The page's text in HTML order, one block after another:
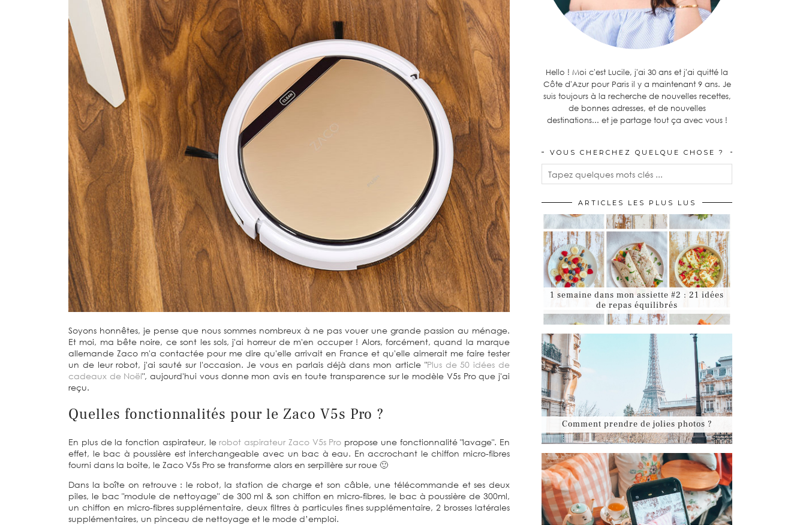
Soyons honnêtes, je pense que nous sommes nombreux à ne pas vouer une grande passion au ménage.
Et moi, ma bête noire, ce sont les sols, j'ai horreur de m'en occuper ! Alors, forcément, quand la marque
allemande Zaco m'a contactée pour me dire qu'elle arrivait en France et qu'elle aimerait me faire tester
un de leur robot, j'ai sauté sur l'occasion. Je vous en parlais déjà dans mon article "Plus de 50 idées de
cadeaux de Noël", aujourd'hui vous donne mon avis en toute transparence sur le modèle V5s Pro que j'ai
reçu.
Quelles fonctionnalités pour le Zaco V5s Pro ?
En plus de la fonction aspirateur, lerobot aspirateur Zaco V5s Pro propose une fonctionnalité "lavage". En
effet, le bac à poussière est interchangeable avec un bac à eau. En accrochant le chiffon micro-fibres
fourni dans la boite, le Zaco V5s Pro se transforme alors en serpillère sur roue 🙂
Dans la boîte on retrouve : le robot, la station de charge et son câble, une télécommande et ses deux
piles, le bac "module de nettoyage" de 300 ml & son chiffon en micro-fibres, le bac à poussière de 300ml,
un chiffon en micro-fibres supplémentaire, deux filtres à particules fines supplémentaire, 2 brosses latérales
supplémentaires, un pinceau de nettoyage et le mode d’emploi.
Hello ! Moi c'est Lucile, j'ai 30 ans et j'ai quitté la
Côte d'Azur pour Paris il y a maintenant 9 ans. Je
suis toujours à la recherche de nouvelles recettes,
de bonnes adresses, et de nouvelles
destinations... et je partage tout ça avec vous !
VOUS CHERCHEZ QUELQUE CHOSE ?
ARTICLES LES PLUS LUS
1 semaine dans mon assiette #2 : 21 idées
de repas équilibrés
Comment prendre de jolies photos ?